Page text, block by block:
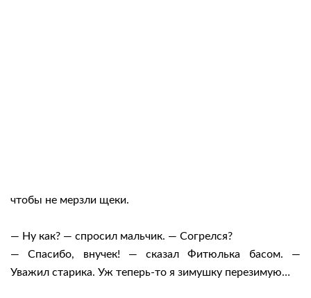
чтобы не мерзли щеки.
— Ну как? — спросил мальчик. — Согрелся?
— Спасибо, внучек! — сказал Фитюлька басом. —
Уважил старика. Уж теперь-то я зимушку перезимую…